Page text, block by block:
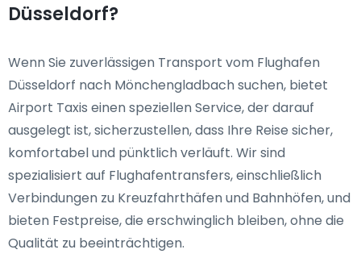
Düsseldorf?
Wenn Sie zuverlässigen Transport vom Flughafen
Düsseldorf nach Mönchengladbach suchen, bietet
Airport Taxis einen speziellen Service, der darauf
ausgelegt ist, sicherzustellen, dass Ihre Reise sicher,
komfortabel und pünktlich verläuft. Wir sind
spezialisiert auf Flughafentransfers, einschließlich
Verbindungen zu Kreuzfahrthäfen und Bahnhöfen, und
bieten Festpreise, die erschwinglich bleiben, ohne die
Qualität zu beeinträchtigen.